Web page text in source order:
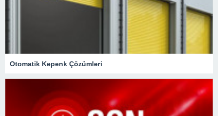
Otomatik Kepenk Çözümleri